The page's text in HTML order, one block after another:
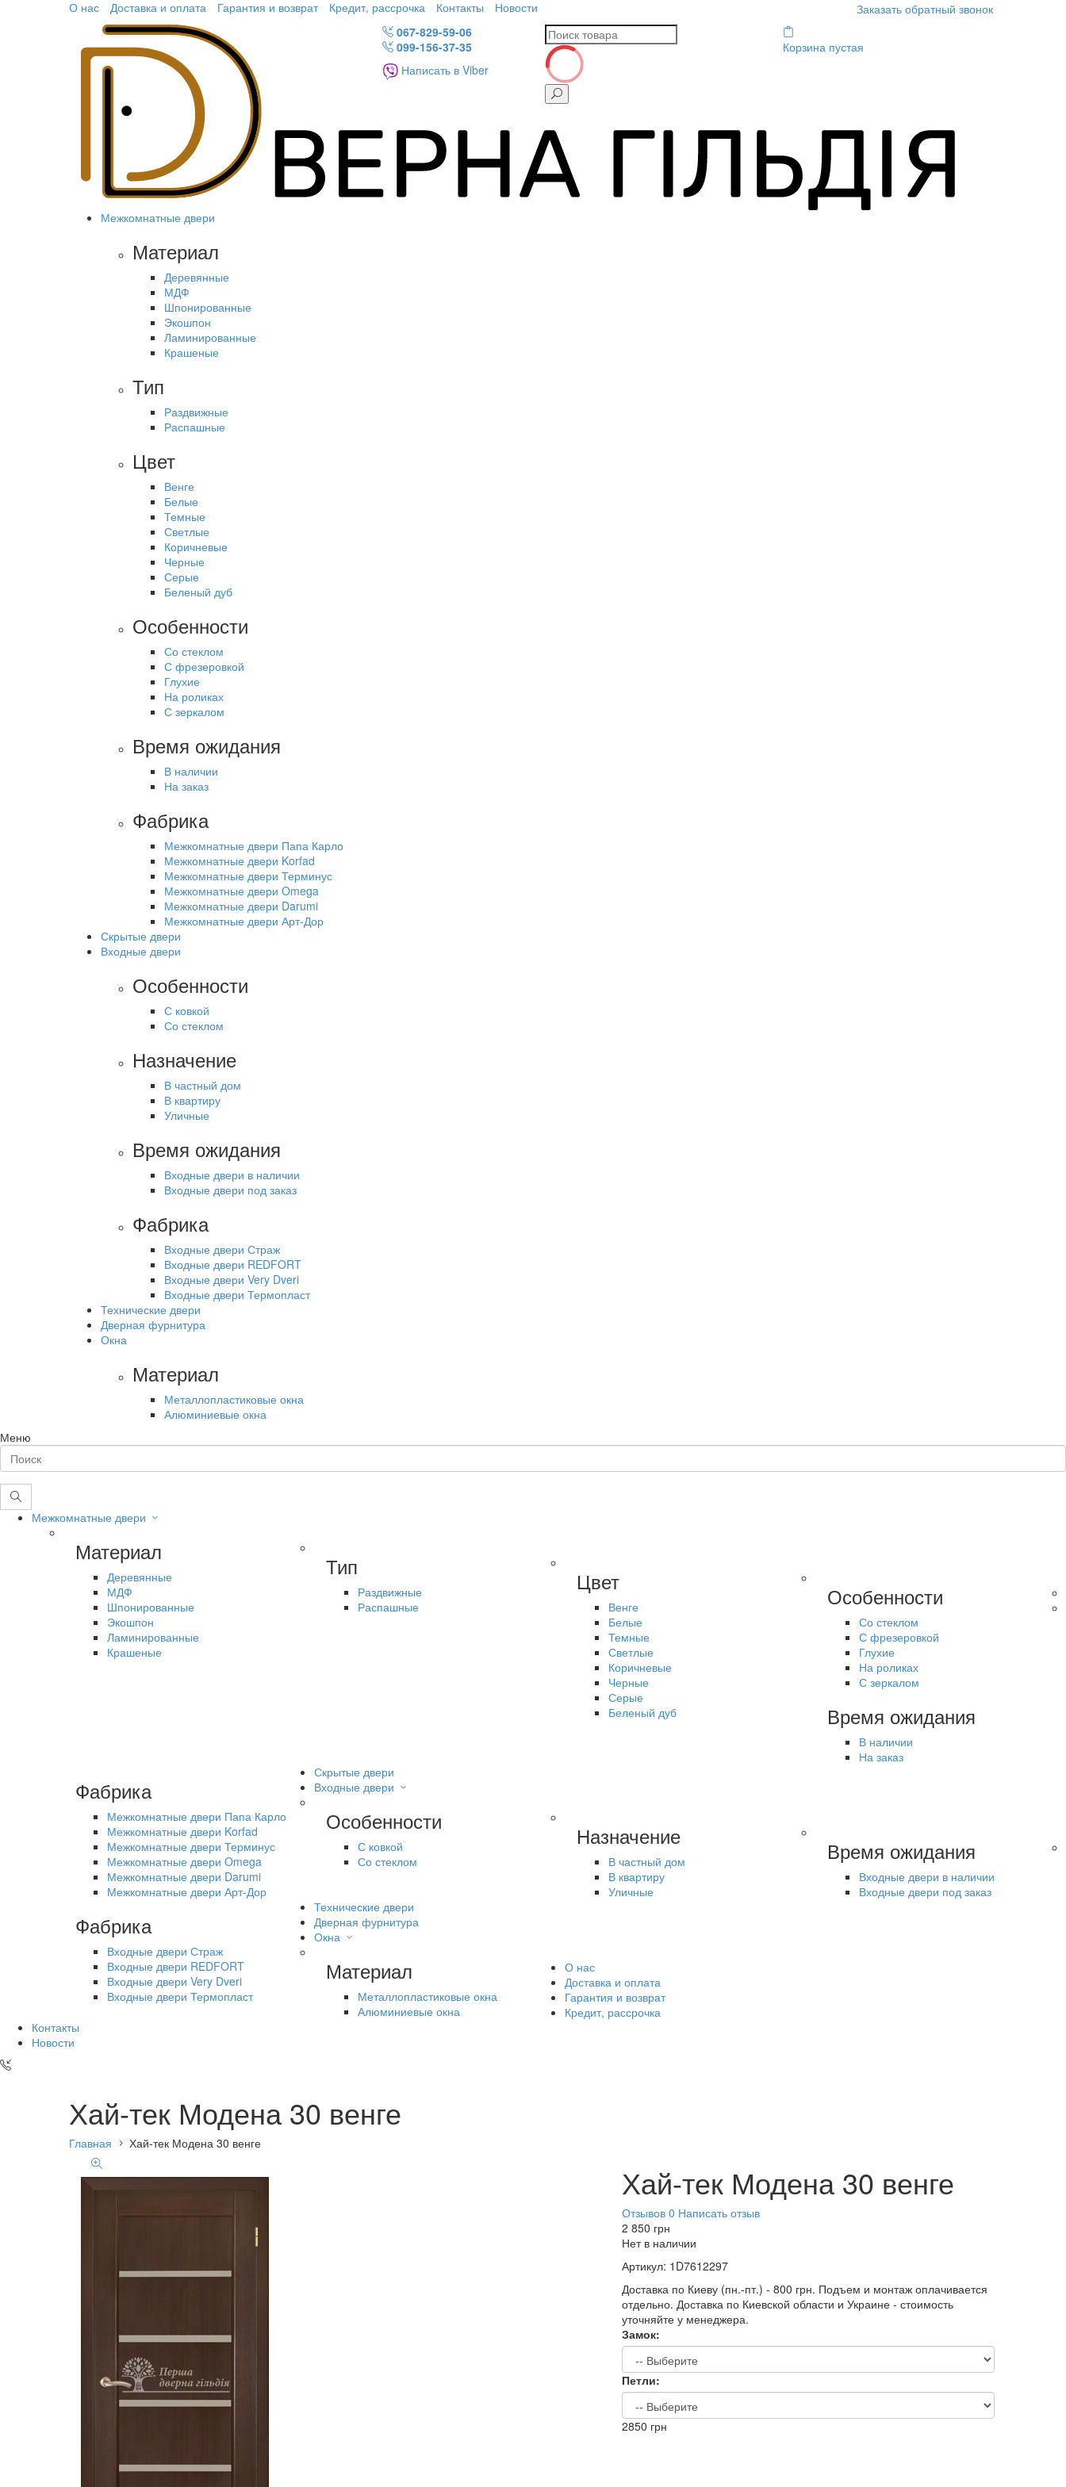
О нас Доставка и оплата Гарантия и возврат Кредит, рассрочка Контакты Новости
Заказать обратный звонок
067-829-59-06
099-156-37-35
Написать в Viber
Корзина пустая
Межкомнатные двери
Материал
Деревянные
МДФ
Шпонированные
Экошпон
Ламинированные
Крашеные
Тип
Раздвижные
Распашные
Цвет
Венге
Белые
Темные
Светлые
Коричневые
Черные
Серые
Беленый дуб
Особенности
Со стеклом
С фрезеровкой
Глухие
На роликах
С зеркалом
Время ожидания
В наличии
На заказ
Фабрика
Межкомнатные двери Папа Карло
Межкомнатные двери Korfad
Межкомнатные двери Терминус
Межкомнатные двери Omega
Межкомнатные двери Darumi
Межкомнатные двери Арт-Дор
Скрытые двери
Входные двери
Особенности
С ковкой
Со стеклом
Назначение
В частный дом
В квартиру
Уличные
Время ожидания
Входные двери в наличии
Входные двери под заказ
Фабрика
Входные двери Страж
Входные двери REDFORT
Входные двери Very Dveri
Входные двери Термопласт
Технические двери
Дверная фурнитура
Окна
Материал
Металлопластиковые окна
Алюминиевые окна
Меню
Межкомнатные двери
Материал
Деревянные
МДФ
Шпонированные
Экошпон
Ламинированные
Крашеные
Тип
Раздвижные
Распашные
Цвет
Венге
Белые
Темные
Светлые
Коричневые
Черные
Серые
Беленый дуб
Особенности
Со стеклом
С фрезеровкой
Глухие
На роликах
С зеркалом
Время ожидания
В наличии
На заказ
Фабрика
Межкомнатные двери Папа Карло
Межкомнатные двери Korfad
Межкомнатные двери Терминус
Межкомнатные двери Omega
Межкомнатные двери Darumi
Межкомнатные двери Арт-Дор
Скрытые двери
Входные двери
Особенности
С ковкой
Со стеклом
Назначение
В частный дом
В квартиру
Уличные
Время ожидания
Входные двери в наличии
Входные двери под заказ
Фабрика
Входные двери Страж
Входные двери REDFORT
Входные двери Very Dveri
Входные двери Термопласт
Технические двери
Дверная фурнитура
Окна
Материал
Металлопластиковые окна
Алюминиевые окна
О нас
Доставка и оплата
Гарантия и возврат
Кредит, рассрочка
Контакты
Новости
Хай-тек Модена 30 венге
Главная Хай-тек Модена 30 венге
Хай-тек Модена 30 венге
Отзывов 0 Написать отзыв
2 850 грн
Нет в наличии
Артикул: 1D7612297
Доставка по Киеву (пн.-пт.) - 800 грн. Подъем и монтаж оплачивается
отдельно. Доставка по Киевской области и Украине - стоимость
уточняйте у менеджера.
Замок:
Петли:
2850 грн